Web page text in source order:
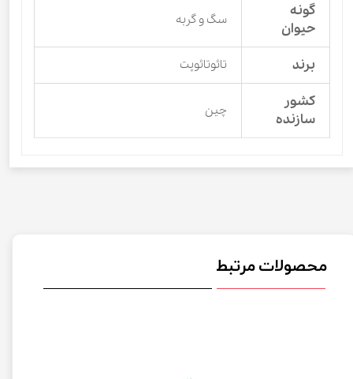
گونه
حیوان
سگ و گربه
برند تائوتائوپت
کشور
سازنده
چین
محصولات مرتبط